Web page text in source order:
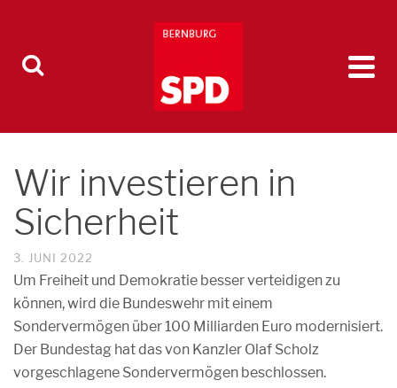
Wir investieren in
Sicherheit
3. JUNI 2022
Um Freiheit und Demokratie besser verteidigen zu
können, wird die Bundeswehr mit einem
Sondervermögen über 100 Milliarden Euro modernisiert.
Der Bundestag hat das von Kanzler Olaf Scholz
vorgeschlagene Sondervermögen beschlossen.